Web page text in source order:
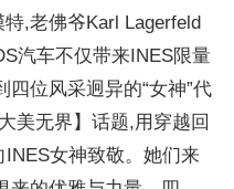
,老佛爷Karl Lagerfeld
汽车不仅带来INES限量
位风采迥异的“女神”代
美无界】话题,用穿越回
女神致敬。她们来